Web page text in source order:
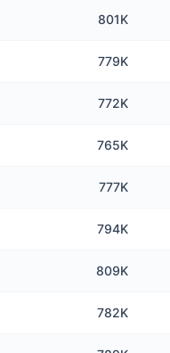
801K
779K
772K
765K
777K
794K
809K
782K